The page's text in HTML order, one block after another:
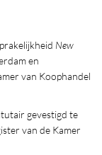
New
en
van Koophandel
gevestigd te
van de Kamer